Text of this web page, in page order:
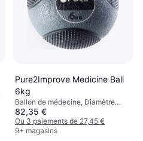
Pure2Improve Medicine Ball
6kg
Ballon de médecine, Diamètre
20cm
82,35 €
Ou 3 paiements de 27,45 €
9+ magasins